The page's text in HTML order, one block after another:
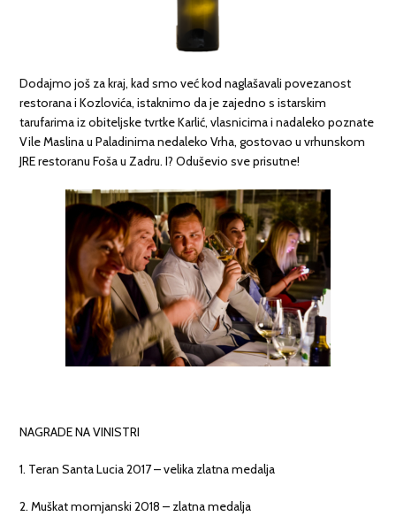
Dodajmo još za kraj, kad smo već kod naglašavali povezanost
restorana i Kozlovića, istaknimo da je zajedno s istarskim
tarufarima iz obiteljske tvrtke Karlić, vlasnicima i nadaleko poznate
Vile Maslina u Paladinima nedaleko Vrha, gostovao u vrhunskom
JRE restoranu Foša u Zadru. I? Oduševio sve prisutne!
NAGRADE NA VINISTRI
1. Teran Santa Lucia 2017 – velika zlatna medalja
2. Muškat momjanski 2018 – zlatna medalja